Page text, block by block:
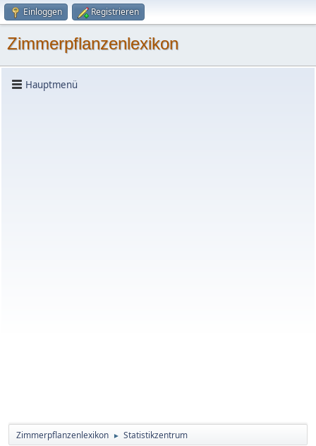
Einloggen Registrieren
Zimmerpflanzenlexikon
Hauptmenü
Zimmerpflanzenlexikon ► Statistikzentrum